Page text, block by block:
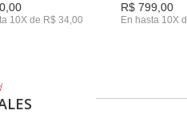
10X de R$ 34,00
R$ 799,00
En hasta 10X